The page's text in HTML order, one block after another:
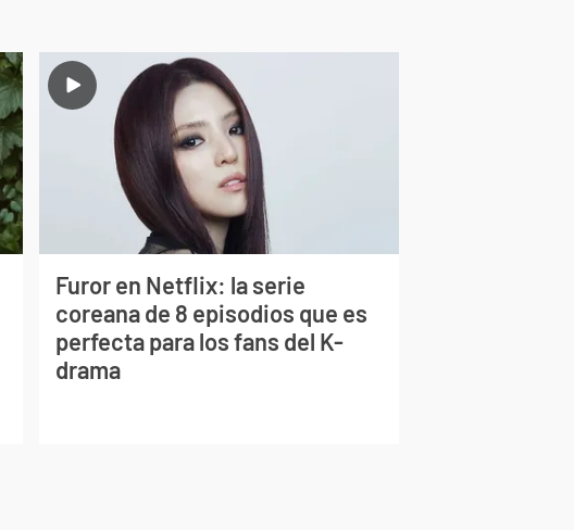
Furor en Netflix: la serie
coreana de 8 episodios que es
perfecta para los fans del K-
drama